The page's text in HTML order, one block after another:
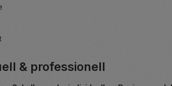
& professionell